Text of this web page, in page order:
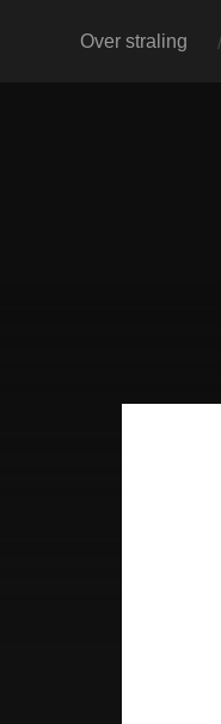
Over straling